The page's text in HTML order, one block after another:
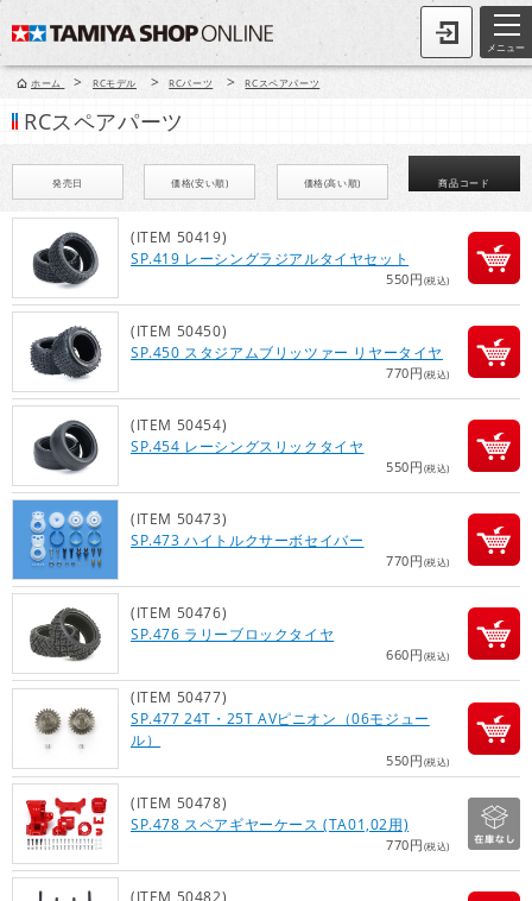
メニュー
ホーム > RCモデル > RCパーツ > RCスペアパーツ
RCスペアパーツ
発売日 価格(安い順) 価格(高い順) 商品コード
(ITEM 50419)
SP.419 レーシングラジアルタイヤセット
550円(税込)
(ITEM 50450)
SP.450 スタジアムブリッツァー リヤータイヤ
770円(税込)
(ITEM 50454)
SP.454 レーシングスリックタイヤ
550円(税込)
(ITEM 50473)
SP.473 ハイトルクサーボセイバー
770円(税込)
(ITEM 50476)
SP.476 ラリーブロックタイヤ
660円(税込)
(ITEM 50477)
SP.477 24T・25T AVピニオン（06モジュー
ル）
550円(税込)
(ITEM 50478)
SP.478 スペアギヤーケース (TA01,02用)
770円(税込)
(ITEM 50482)